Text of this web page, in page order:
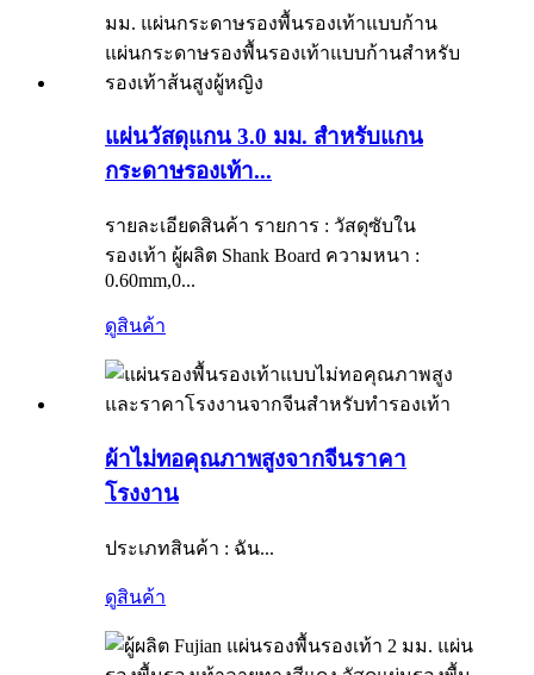
แผ่นวัสดุแกน 3.0 มม. สำหรับแกน
กระดาษรองเท้า...
รายละเอียดสินค้า รายการ : วัสดุซับใน
รองเท้า ผู้ผลิต Shank Board ความหนา :
0.60mm,0...
ดูสินค้า
ผ้าไม่ทอคุณภาพสูงจากจีนราคา
โรงงาน
ประเภทสินค้า : ฉัน...
ดูสินค้า